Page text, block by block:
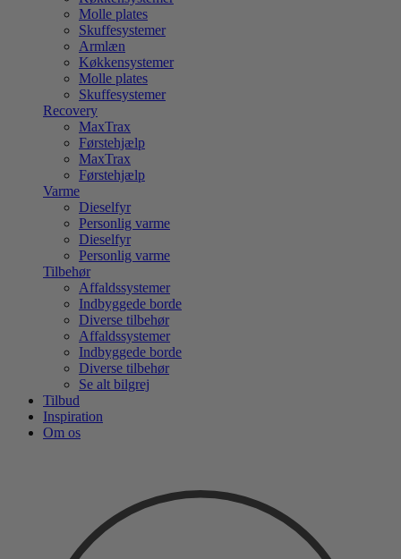
Molle plates
Skuffesystemer
Armlæn
Køkkensystemer
Molle plates
Skuffesystemer
Recovery
MaxTrax
Førstehjælp
MaxTrax
Førstehjælp
Varme
Dieselfyr
Personlig varme
Dieselfyr
Personlig varme
Tilbehør
Affaldssystemer
Indbyggede borde
Diverse tilbehør
Affaldssystemer
Indbyggede borde
Diverse tilbehør
Se alt bilgrej
Tilbud
Inspiration
Om os